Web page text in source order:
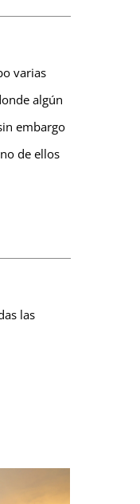
varias
algún
embargo
de ellos
las